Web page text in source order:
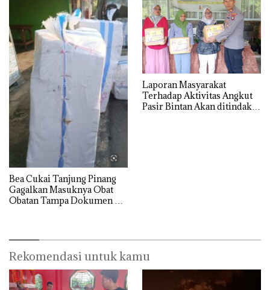
Bea Cukai Tanjung Pinang
Gagalkan Masuknya Obat
Obatan Tampa Dokumen Ke
Laporan Masyarakat
Terhadap Aktivitas Angkut
Pasir Bintan Akan ditindak
Rekomendasi untuk kamu